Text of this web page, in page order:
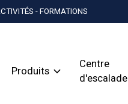
- FORMATIONS
Produits
Centre
d'escalade